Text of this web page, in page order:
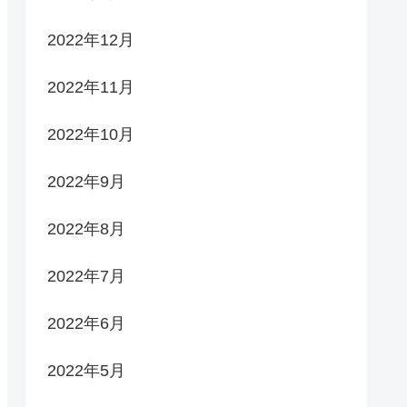
2022年12月
2022年11月
2022年10月
2022年9月
2022年8月
2022年7月
2022年6月
2022年5月